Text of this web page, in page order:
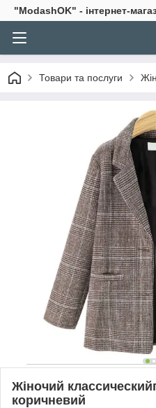
"ModashOK" - інтернет-
Товари та послуги
Жіночий
коричневий